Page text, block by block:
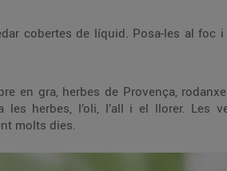
cobertes de líquid. Posa-les al foc
en gra, herbes de Provença,
herbes, l’oli, l’all i el llorer. Les
molts dies.